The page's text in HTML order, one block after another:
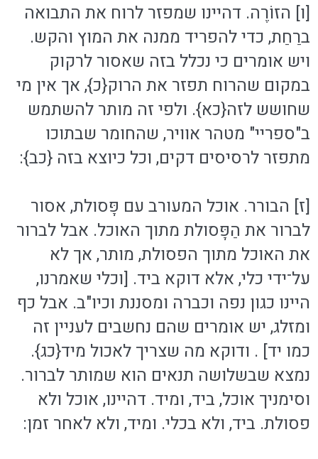
[ו] הזוֹרֶה. דהיינו שמפזר לרוח את התבואה
ברַחַת, כדי להפריד ממנה את המוץ והקש.
ויש אומרים כי נכלל בזה שאסור לרקוק
במקום שהרוח תפזר את הרוק{כ}, אך אין מי
שחושש לזה{כא}. ולפי זה מותר להשתמש
ב"ספריי" מטהר אוויר, שהחומר שבתוכו
מתפזר לרסיסים דקים, וכל כיוצא בזה {כב}:
[ז] הבורר. אוכל המעורב עם פָּסולת, אסור
לברור את הַפָּסולת מתוך האוכל. אבל לברור
את האוכל מתוך הפסולת, מותר, אך לא
על־ידי כלי, אלא דוקא ביד. [וכלי שאמרנו,
היינו כגון נפה וכברה ומסננת וכיו"ב. אבל כף
ומזלג, יש אומרים שהם נחשבים לעניין זה
כמו יד] . ודוקא מה שצריך לאכול מיד{כג}.
נמצא שבשלושה תנאים הוא שמותר לברור.
וסימניך אוכל, ביד, ומיד. דהיינו, אוכל ולא
פסולת. ביד, ולא בכלי. ומיד, ולא לאחר זמן: